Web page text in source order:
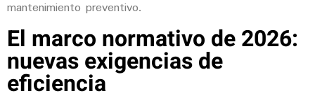
mantenimiento preventivo.
El marco normativo de 2026:
nuevas exigencias de
eficiencia